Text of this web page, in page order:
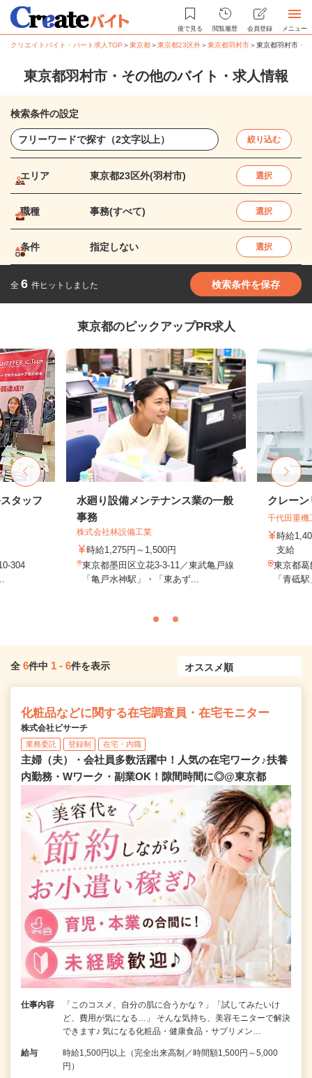
後で見る 閲覧履歴 会員登録 メニュー
クリエイトバイト・パート求人TOP ＞東京都＞東京都23区外＞東京都羽村市＞東京都羽村市・
東京都羽村市・その他のバイト・求人情報
検索条件の設定
絞り込む
エリア 東京都23区外(羽村市) 選択
職種 事務(すべて) 選択
条件 指定しない 選択
全 6 件ヒットしました 検索条件を保存
東京都のピックアップPR求人
タッフ
304
水廻り設備メンテナンス業の一般
事務
株式会社林設備工業
時給1,275円～1,500円
東京都墨田区立花3-3-11／東武亀戸線
「亀戸水神駅」・「東あず...
クレー
千代田重機
時給
支給
東京都葛
「青砥
全 6件中 1 - 6件を表示
化粧品などに関する在宅調査員・在宅モニター
株式会社ビサーチ
業務委託 登録制 在宅・内職
主婦（夫）・会社員多数活躍中！人気の在宅ワーク♪扶養
内勤務・Wワーク・副業OK！隙間時間に◎@東京都
仕事内容
「このコスメ、自分の肌に合うかな？」「試してみたいけ
ど、費用が気になる…」 そんな気持ち、美容モニターで解決
できます♪ 気になる化粧品・健康食品・サプリメン…
給与
時給1,500円以上（完全出来高制／時間額1,500円～5,000
円）